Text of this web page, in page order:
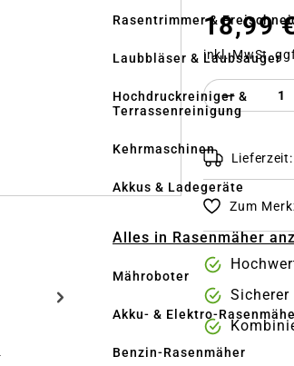
Rasentrimmer &
Laubbläser & Laubsauger
Hochdruckreiniger &
Terrassenreinigung
Kehrmaschinen
Akkus & Ladegeräte
Alles in Rasenmäher
Mähroboter
Akku- & Elektro-
Benzin-Rasenmäher
18,99
inkl. MwSt.
Produkt
Zum